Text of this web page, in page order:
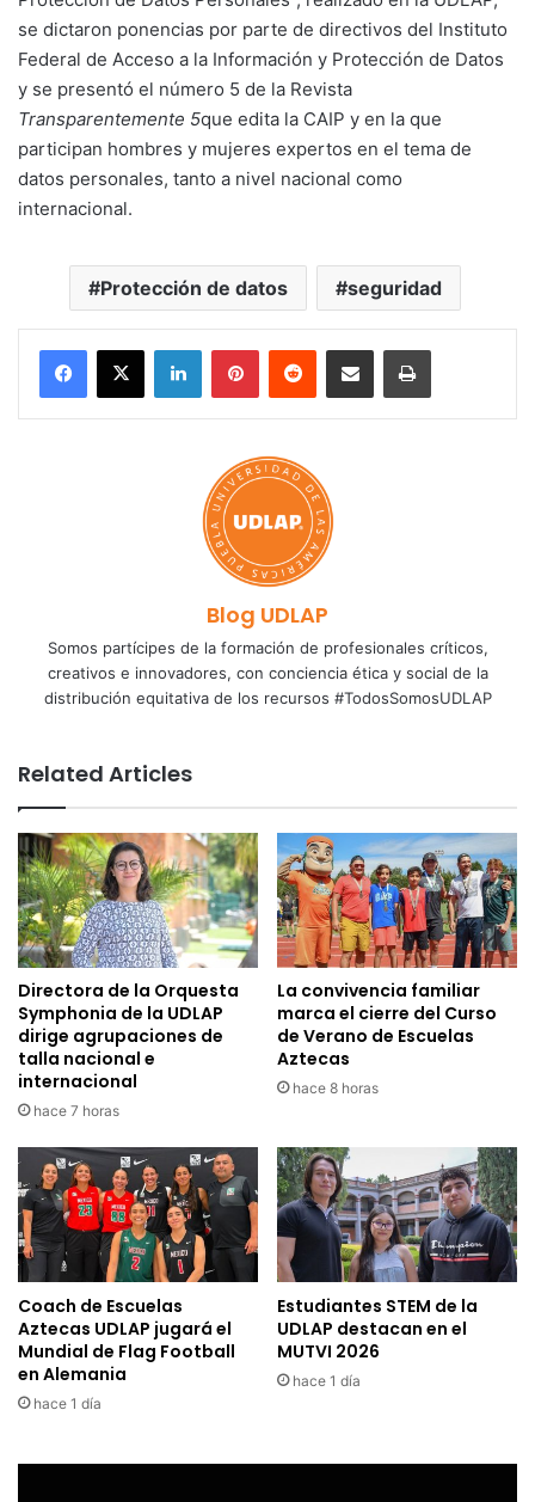
se dictaron ponencias por parte de directivos del Instituto
Federal de Acceso a la Información y Protección de Datos
y se presentó el número 5 de la Revista
Transparentemente 5que edita la CAIP y en la que
participan hombres y mujeres expertos en el tema de
datos personales, tanto a nivel nacional como
internacional.
Protección de datos seguridad
LinkedInPinterestReddit Share via Email Print
Blog UDLAP
Somos partícipes de la formación de profesionales críticos,
creativos e innovadores, con conciencia ética y social de la
distribución equitativa de los recursos #TodosSomosUDLAP
Related Articles
Directora de la Orquesta
Symphonia de la UDLAP
dirige agrupaciones de
talla nacional e
internacional
hace 7 horas
La convivencia familiar
marca el cierre del Curso
de Verano de Escuelas
Aztecas
hace 8 horas
Coach de Escuelas
Aztecas UDLAP jugará el
Mundial de Flag Football
en Alemania
hace 1 día
Estudiantes STEM de la
UDLAP destacan en el
MUTVI 2026
hace 1 día